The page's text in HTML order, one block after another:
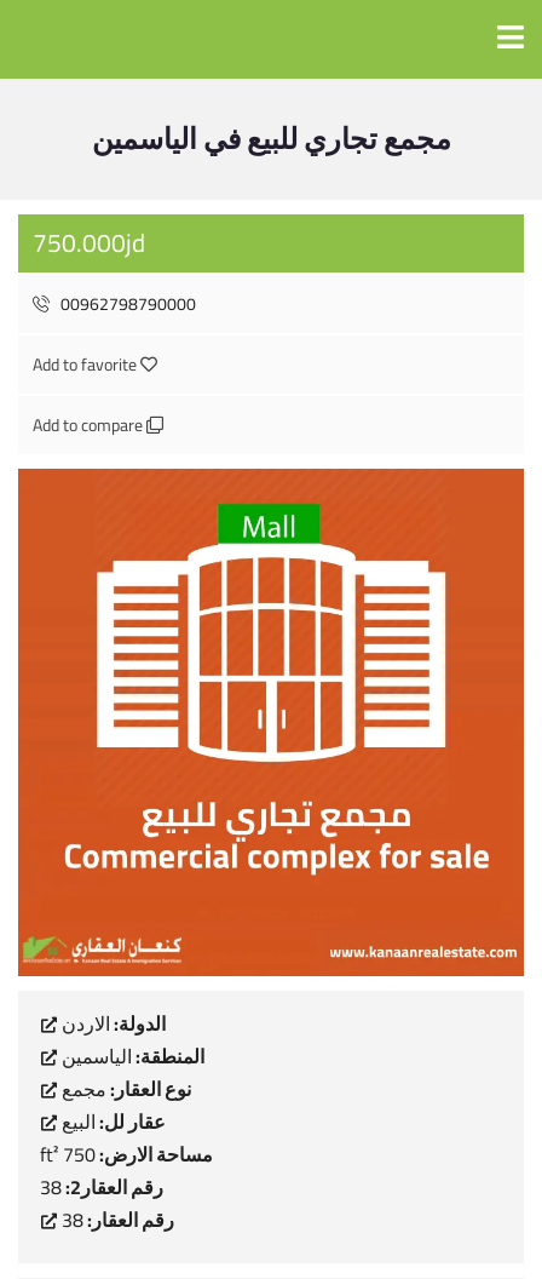
مجمع تجاري للبيع في الياسمين
750.000jd
00962798790000
Add to favorite
Add to compare
الدولة:الاردن
المنطقة:الياسمين
نوع العقار:مجمع
عقار لل:البيع
مساحة الارض:750 ft²
رقم العقار2: 38
رقم العقار:38